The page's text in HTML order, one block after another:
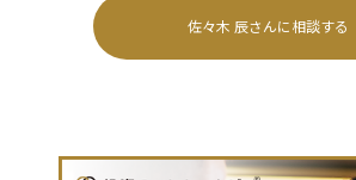
佐々木 辰さんに相談する